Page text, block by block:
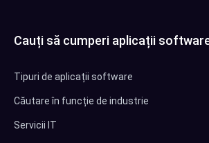
Cauți să cumperi aplicații
Tipuri de aplicații software
Căutare în funcție de industrie
Servicii IT